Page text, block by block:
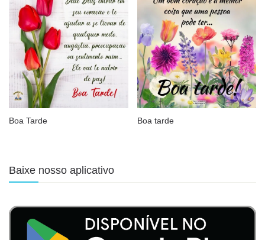
Boa Tarde Boa tarde
Baixe nosso aplicativo